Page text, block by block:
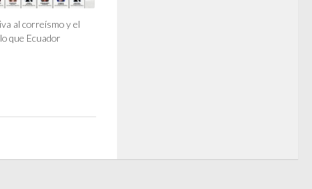
al correísmo y el
que Ecuador